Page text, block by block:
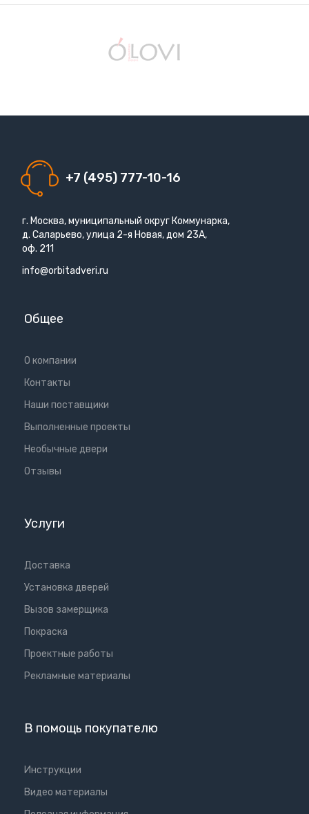
+7 (495) 777-10-16
г. Москва, муниципальный округ Коммунарка,
д. Саларьево, улица 2-я Новая, дом 23А,
оф. 211
info@orbitadveri.ru
Общее
О компании
Контакты
Наши поставщики
Выполненные проекты
Необычные двери
Отзывы
Услуги
Доставка
Установка дверей
Вызов замерщика
Покраска
Проектные работы
Рекламные материалы
В помощь покупателю
Инструкции
Видео материалы